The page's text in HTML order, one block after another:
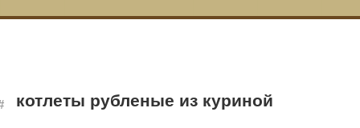
котлеты рубленые из куриной